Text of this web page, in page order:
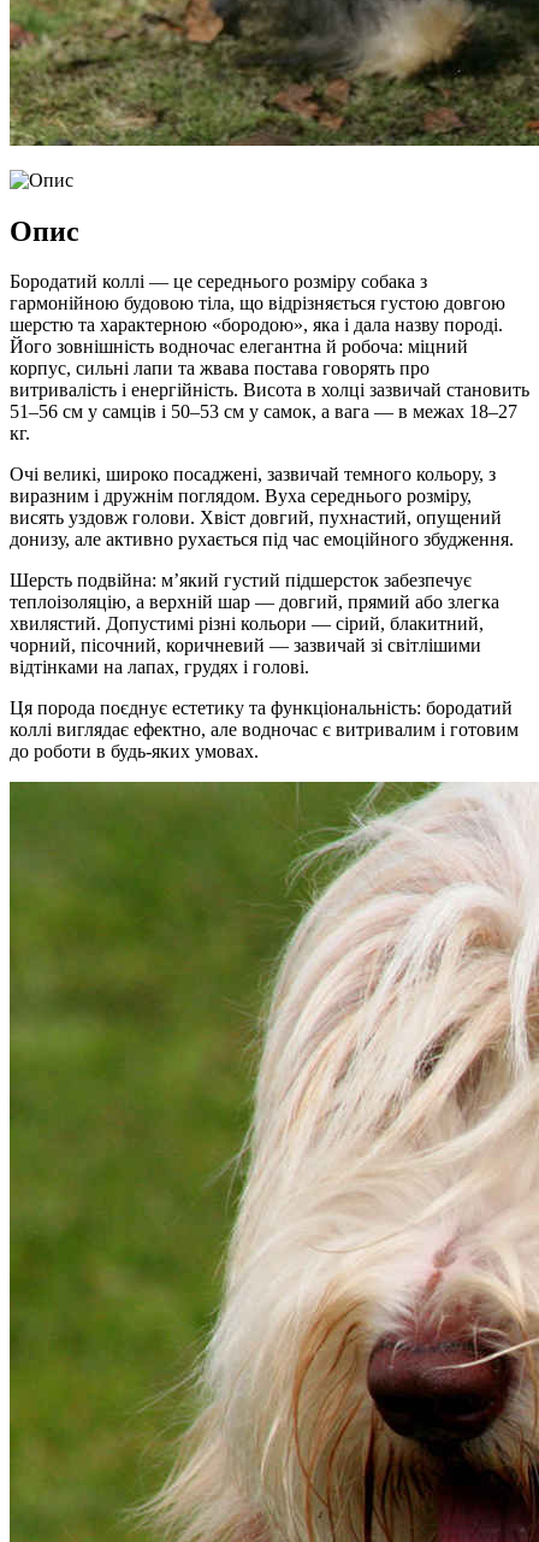
Опис
Бородатий коллі — це середнього розміру собака з
гармонійною будовою тіла, що відрізняється густою довгою
шерстю та характерною «бородою», яка і дала назву породі.
Його зовнішність водночас елегантна й робоча: міцний
корпус, сильні лапи та жвава постава говорять про
витривалість і енергійність. Висота в холці зазвичай становить
51–56 см у самців і 50–53 см у самок, а вага — в межах 18–27
кг.
Очі великі, широко посаджені, зазвичай темного кольору, з
виразним і дружнім поглядом. Вуха середнього розміру,
висять уздовж голови. Хвіст довгий, пухнастий, опущений
донизу, але активно рухається під час емоційного збудження.
Шерсть подвійна: м’який густий підшерсток забезпечує
теплоізоляцію, а верхній шар — довгий, прямий або злегка
хвилястий. Допустимі різні кольори — сірий, блакитний,
чорний, пісочний, коричневий — зазвичай зі світлішими
відтінками на лапах, грудях і голові.
Ця порода поєднує естетику та функціональність: бородатий
коллі виглядає ефектно, але водночас є витривалим і готовим
до роботи в будь-яких умовах.